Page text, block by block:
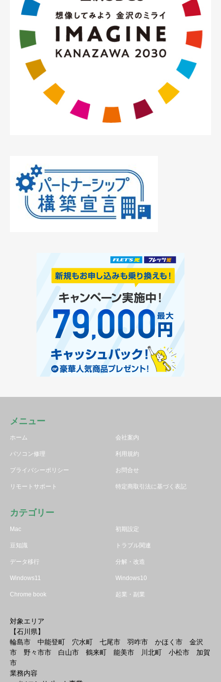
メニュー
ホーム 会社案内
パソコン修理 利用規約
プライバシーポリシー お問合せ
リモートサポート 特定商取引法に基づく表記
カテゴリー
Mac 初期設定
豆知識 トラブル関連
データ移行 分解・改造
Windows11 Windows10
Chrome book 起業・副業
対象エリア
【石川県】
輪島市 中能登町 穴水町 七尾市 羽咋市 かほく市 金沢
市 野々市市 白山市 鶴来町 能美市 川北町 小松市 加賀
市
業務内容